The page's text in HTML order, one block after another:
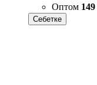
Оптом 149
Себетке